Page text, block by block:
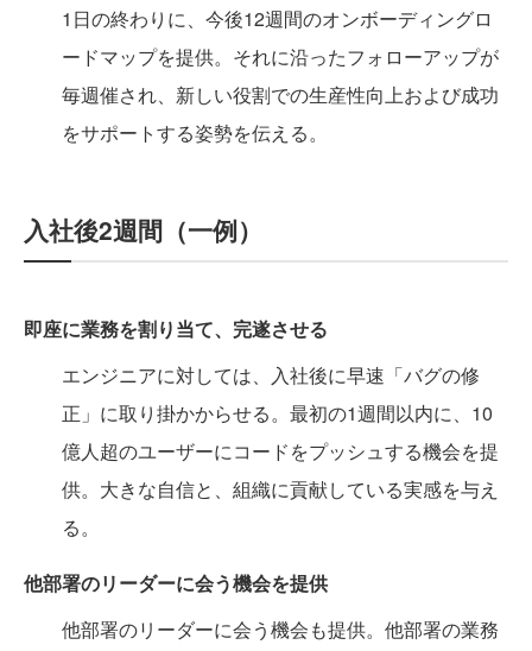
1日の終わりに、今後12週間のオンボーディングロ
ードマップを提供。それに沿ったフォローアップが
毎週催され、新しい役割での生産性向上および成功
をサポートする姿勢を伝える。
入社後2週間（一例）
即座に業務を割り当て、完遂させる
エンジニアに対しては、入社後に早速「バグの修
正」に取り掛かからせる。最初の1週間以内に、10
億人超のユーザーにコードをプッシュする機会を提
供。大きな自信と、組織に貢献している実感を与え
る。
他部署のリーダーに会う機会を提供
他部署のリーダーに会う機会も提供。他部署の業務